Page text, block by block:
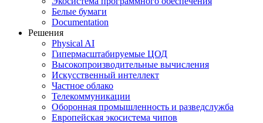
Белые бумаги
Documentation
Решения
Physical AI
Гипермасштабируемые ЦОД
Высокопроизводительные вычисления
Искусственный интеллект
Частное облако
Телекоммуникации
Оборонная промышленность и разведслужба
Европейская экосистема чипов